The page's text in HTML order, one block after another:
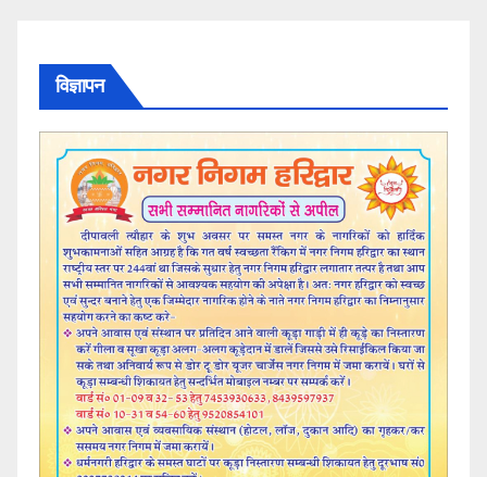
विज्ञापन